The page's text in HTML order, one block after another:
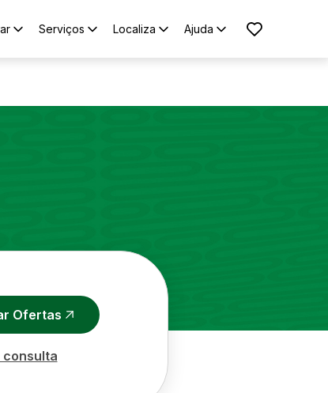
Serviços Localiza Ajuda
Ofertas
consulta